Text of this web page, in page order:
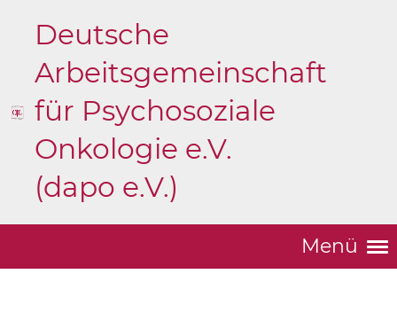
Deutsche
Arbeitsgemeinschaft
für Psychosoziale
Onkologie e.V.
(dapo e.V.)
Menü